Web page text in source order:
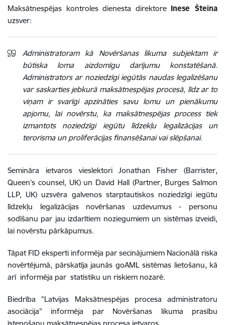
Maksātnespējas kontroles dienesta direktoreInese Šteina
uzsver:
Administratoram kā Novēršanas likuma subjektam ir
būtiska loma aizdomīgu darījumu konstatēšanā.
Administrators ar noziedzīgi iegūtās naudas legalizēšanu
var saskarties jebkurā maksātnespējas procesā, līdz ar to
viņam ir svarīgi apzināties savu lomu un pienākumu
apjomu, lai novērstu, ka maksātnespējas process tiek
izmantots noziedzīgi iegūtu līdzekļu legalizācijas un
terorisma un proliferācijas finansēšanai vai slēpšanai.
Semināra ietvaros vieslektori Jonathan Fisher (Barrister,
Queen’s counsel, UK) un David Hall (Partner, Burges Salmon
LLP, UK) uzsvēra galvenos starptautiskos noziedzīgi iegūtu
līdzekļu legalizācijas novēršanas uzdevumus - personu
sodīšanu par jau izdarītiem noziegumiem un sistēmas izveidi,
lai novērstu pārkāpumus.
Tāpat FID eksperti informēja par secinājumiem Nacionālā riska
novērtējumā, pārskatīja jaunās goAML sistēmas lietošanu, kā
arī informēja par statistiku un riskiem nozarē.
Biedrība "Latvijas Maksātnespējas procesa administratoru
asociācija" informēja par Novēršanas likuma prasību
īstenošanu maksātnespējas procesa ietvaros.